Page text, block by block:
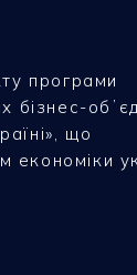
програми
бізнес-
що
економіки